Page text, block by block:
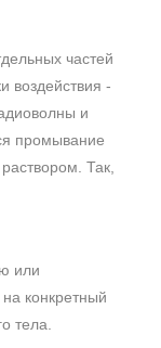
частей
воздействия -
и
промывание
Так,
или
конкретный
тела.